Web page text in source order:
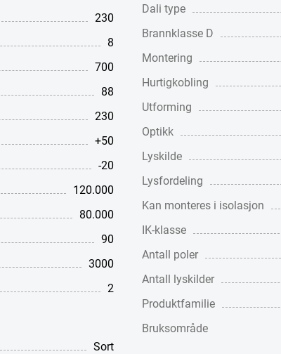
230
8
700
88
230
+50
-20
120.000
80.000
90
3000
2
Sort
Dali type
Brannklasse D
Montering
Hurtigkobling
Utforming
Optikk
Lyskilde
Lysfordeling
Kan monteres i isolasjon
IK-klasse
Antall poler
Antall lyskilder
Produktfamilie
Bruksområde